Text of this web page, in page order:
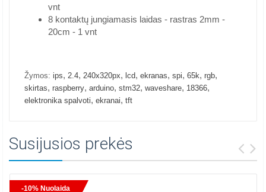
vnt
8 kontaktų jungiamasis laidas - rastras 2mm -
20cm - 1 vnt
Žymos: ips, 2.4, 240x320px, lcd, ekranas, spi, 65k, rgb,
skirtas, raspberry, arduino, stm32, waveshare, 18366,
elektronika spalvoti, ekranai, tft
Susijusios prekės
-10% Nuolaida